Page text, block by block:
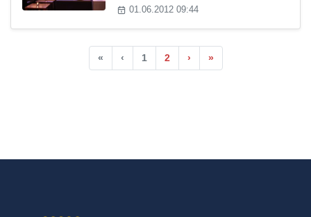
01.06.2012 09:44
« ‹ 1 2 › »